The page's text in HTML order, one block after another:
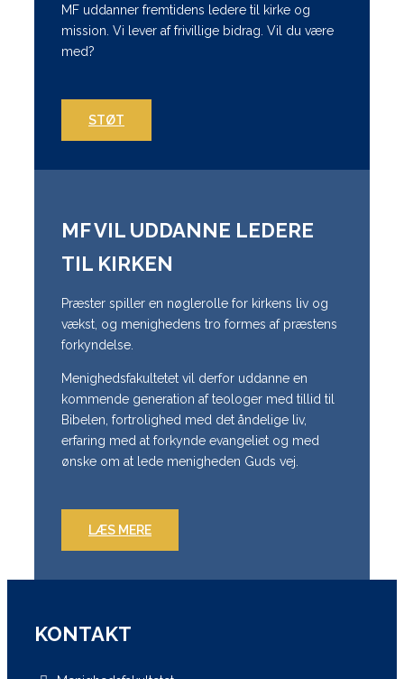
MF uddanner fremtidens ledere til kirke og
mission. Vi lever af frivillige bidrag. Vil du være
med?
STØT
MF VIL UDDANNE LEDERE
TIL KIRKEN
Præster spiller en nøglerolle for kirkens liv og
vækst, og menighedens tro formes af præstens
forkyndelse.
Menighedsfakultetet vil derfor uddanne en
kommende generation af teologer med tillid til
Bibelen, fortrolighed med det åndelige liv,
erfaring med at forkynde evangeliet og med
ønske om at lede menigheden Guds vej.
LÆS MERE
KONTAKT